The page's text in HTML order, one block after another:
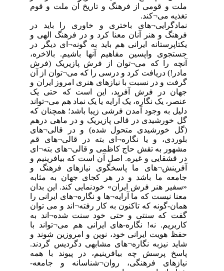
ملت و قومی از فرهنگ و تاریخ آن ملت و قوم
تغذیه می¬کند.
نمادگرایی¬های باختری و خاوری را باید در
فرهنگ و هنر آنان معنا کرد و در فرهنگ الهی و
یکتاپرستانه ایرانی هم باید به گونه¬ای دیگر در
جستجوی واپسین مفاهیم آنها باشیم. بالاخره،
آنچه را که می¬توان از فرش پازیریک (فرش
مادر!) دریافت کرد و درسی را که می¬توان از آن
گرفت و در نسبت با نیازهای هنری امروز ایران و
جهان در فرش آفرید، این است که حتی یک
عنصر، یک نگاره، یک آرایه یا یک نماد هم می¬تواند
دلیل به وجود آمدن فرشی زیبا باشد؛ همچنان که
گل خورشیدی در قالی پازیریک و در ماهی درهم
(گل خورشیدی متحول شده) و در قالی¬های
بلوردی، و یا نگاره¬ای بته در قالی¬های قم
مشهور به تقش حاج کاظمی و قالی¬های بته¬ای
در قشقایی و غیره. اصل آن است که بیافرینیم و
آفرینش¬های ما پاسخگوی نیازهای فرهنگ و
جامعه ما باشد و در هر کجای جهان به مثابه
«سفیر هنر فرش ایران» خودنمایی کند. این بدان
معنا نیست که ما آرایه¬ها و نگاره¬های ایرانی را
همان-گونه که تاکنون به کار رفته¬اند و می توان
گفت که سنتی و حتی خود سنت شده¬اند به
کاربریم. نه! نگاره-های ایرانی هم می¬تواند با
حفظ هویت ایرانی خود، نوین و امروزین شوند و
شاید نیزبه نگاره¬های مشابهی دگردیس گردند.
پاسخ پرسش چه بیافرینیم، در پیوند با همه
نیازهای فرهنگی، روان¬شناسانه و جامعه-